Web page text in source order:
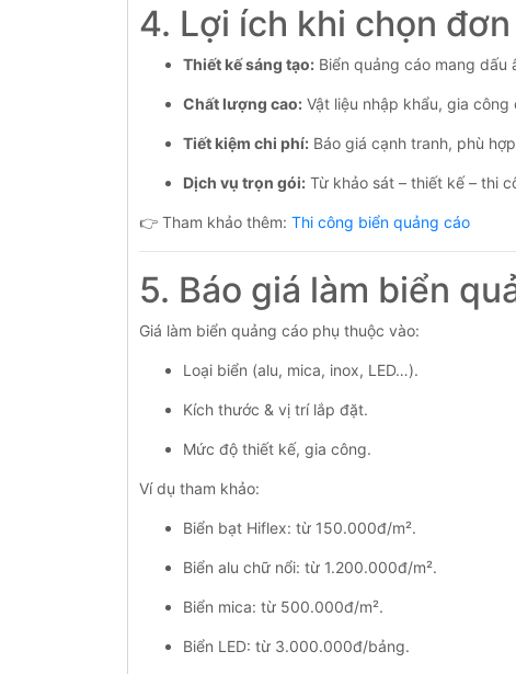
4. Lợi ích khi chọn
Thiết kế sáng tạo: Biển quảng cáo mang dấu
Chất lượng cao: Vật liệu nhập khẩu, gia công
Tiết kiệm chi phí: Báo giá cạnh tranh, phù
Dịch vụ trọn gói: Từ khảo sát – thiết kế – thi
👉 Tham khảo thêm: Thi công biển quảng cáo
5. Báo giá làm biển
Giá làm biển quảng cáo phụ thuộc vào:
Loại biển (alu, mica, inox, LED…).
Kích thước & vị trí lắp đặt.
Mức độ thiết kế, gia công.
Ví dụ tham khảo:
Biển bạt Hiflex: từ 150.000đ/m².
Biển alu chữ nổi: từ 1.200.000đ/m².
Biển mica: từ 500.000đ/m².
Biển LED: từ 3.000.000đ/bảng.